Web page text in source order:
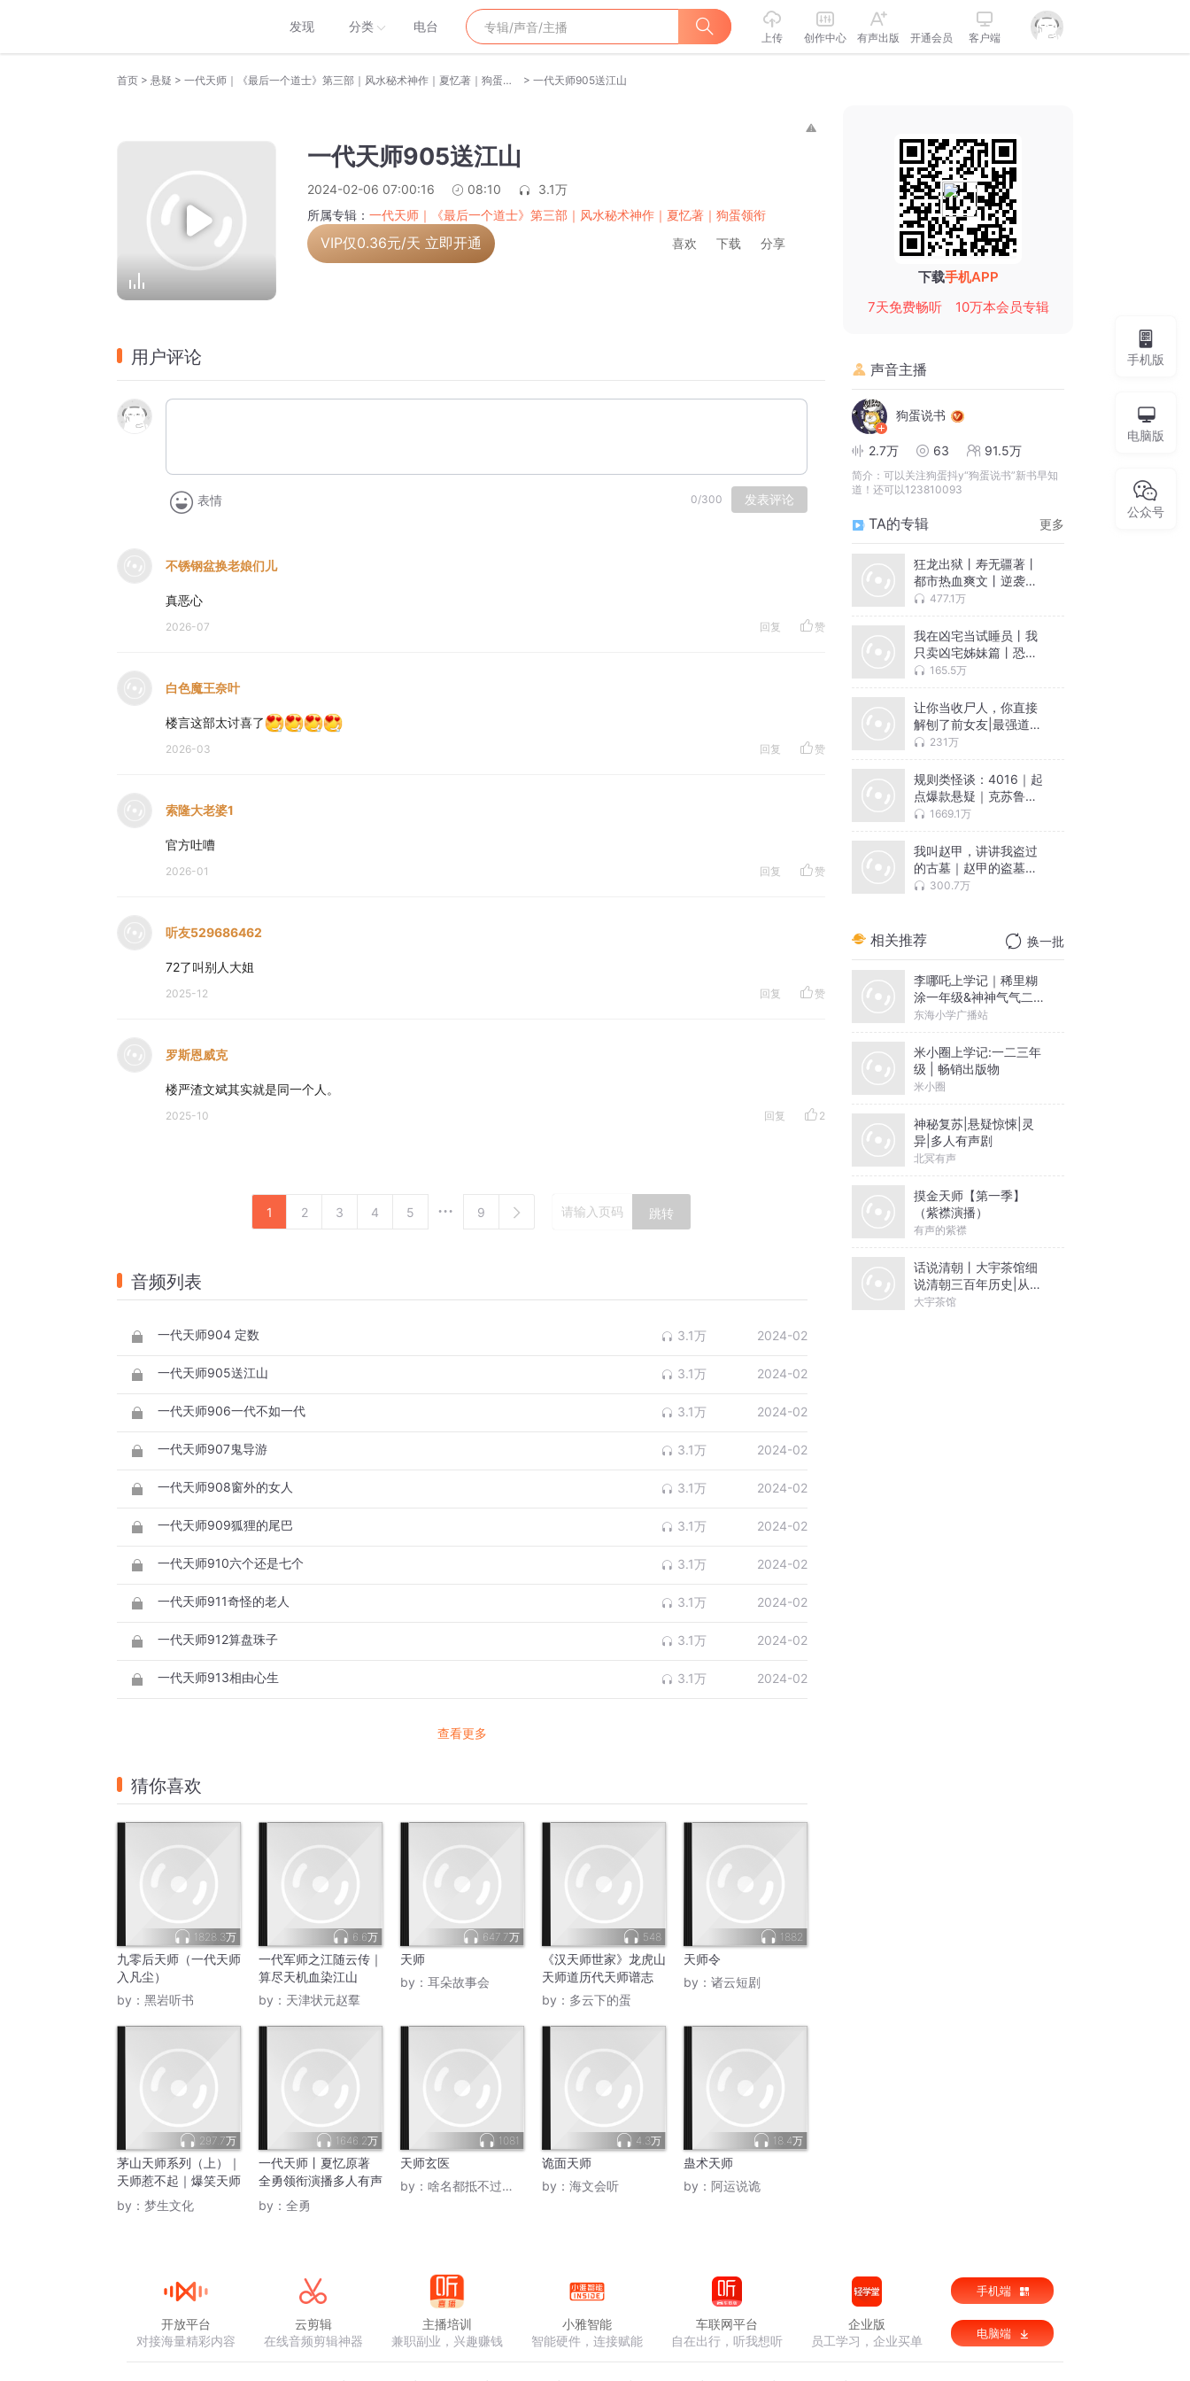
发现 分类 电台
上传 创作中心 有声出版 开通会员 客户端
首页 > 悬疑 > 一代天师｜《最后一个道士》第三部｜风水秘术神作｜夏忆著｜狗蛋领衔 > 一代天师905送江山
一代天师905送江山
2024-02-06 07:00:16 08:10
3.1万
所属专辑： 一代天师｜《最后一个道士》第三部｜风水秘术神作｜夏忆著｜狗蛋领衔
VIP仅0.36元/天 立即开通 喜欢 下载 分享
用户评论
表情 0/300 发表评论
不锈钢盆换老娘们儿
真恶心
2026-07 回复 赞
白色魔王奈叶
楼言这部太讨喜了
2026-03 回复 赞
索隆大老婆1
官方吐嘈
2026-01 回复 赞
听友529686462
72了叫别人大姐
2025-12 回复 赞
罗斯恩威克
楼严渣文斌其实就是同一个人。
2025-10 回复 2
1 2 3 4 5 9 跳转
音频列表
一代天师904 定数 3.1万 2024-02
一代天师905送江山 3.1万 2024-02
一代天师906一代不如一代 3.1万 2024-02
一代天师907鬼导游 3.1万 2024-02
一代天师908窗外的女人 3.1万 2024-02
一代天师909狐狸的尾巴 3.1万 2024-02
一代天师910六个还是七个 3.1万 2024-02
一代天师911奇怪的老人 3.1万 2024-02
一代天师912算盘珠子 3.1万 2024-02
一代天师913相由心生 3.1万 2024-02
查看更多
猜你喜欢
1828.3万
九零后天师（一代天师
入凡尘）
by： 黑岩听书
6.6万
一代军师之江随云传｜
算尽天机血染江山
by： 天津状元赵羣
647.7万
天师
by： 耳朵故事会
548
《汉天师世家》龙虎山
天师道历代天师谱志
by： 多云下的蛋
1882
天师令
by： 诸云短剧
297.7万
茅山天师系列（上）｜
天师惹不起｜爆笑天师
路
by： 梦生文化
1646.2万
一代天师丨夏忆原著
全勇领衔演播多人有声
剧
by： 全勇
1081
天师玄医
by： 啥名都抵不过备注
4.3万
诡面天师
by： 海文会听
18.4万
蛊术天师
by： 阿运说诡
下载手机APP
7天免费畅听
10万本会员专辑
声音主播
狗蛋说书
2.7万 63 91.5万
简介： 可以关注狗蛋抖y“狗蛋说书”新书早知
道！还可以123810093
TA的专辑 更多
狂龙出狱丨寿无疆著丨
都市热血爽文丨逆袭战
神丨扮猪吃老虎丨狗蛋
477.1万
我在凶宅当试睡员丨我
只卖凶宅姊妹篇丨恐怖
悬疑丨都市灵异丨狗蛋
165.5万
让你当收尸人，你直接
解刨了前女友|最强道人|
姜宁小雨|道士风水灵异|
231万
规则类怪谈：4016｜起
点爆款悬疑｜克苏鲁｜
规则怪谈｜恐怖小说 |
1669.1万
我叫赵甲，讲讲我盗过
的古墓｜赵甲的盗墓笔
记｜摸金校尉｜盗墓倒
300.7万
相关推荐 换一批
李哪吒上学记｜稀里糊
涂一年级&神神气气二年
级
东海小学广播站
米小圈上学记:一二三年
级 | 畅销出版物
米小圈
神秘复苏|悬疑惊悚|灵
异|多人有声剧
北冥有声
摸金天师【第一季】
（紫襟演播）
有声的紫襟
话说清朝丨大宇茶馆细
说清朝三百年历史|从努
尔哈赤到末代皇帝溥仪|
大宇茶馆
手机版
电脑版
公众号
开放平台
对接海量精彩内容
云剪辑
在线音频剪辑神器
主播培训
兼职副业，兴趣赚钱
小雅智能
智能硬件，连接赋能
车联网平台
自在出行，听我想听
企业版
员工学习，企业买单
手机端
电脑端